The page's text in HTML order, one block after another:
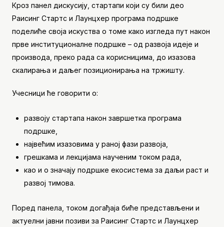
Кроз панел дискусију, стартапи који су били део
Раисинг Стартс и Лаунцхер програма подршке
поделиће своја искуства о томе како изгледа пут након
прве институционалне подршке – од развоја идеје и
производа, преко рада са корисницима, до изазова
скалирања и даљег позиционирања на тржишту.
Учесници ће говорити о:
развоју стартапа након завршетка програма
подршке,
највећим изазовима у раној фази развоја,
грешкама и лекцијама наученим током рада,
као и о значају подршке екосистема за даљи раст и
развој тимова.
Поред панела, током догађаја биће представљени и
актуелни јавни позиви за Раисинг Стартс и Лаунцхер